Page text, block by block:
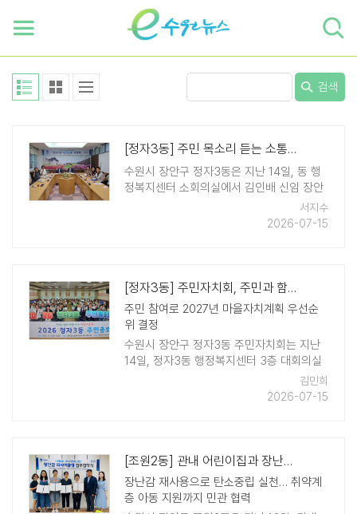
검색
[정자3동] 주민 목소리 듣는 소통 간담회 열어
수원시 장안구 정자3동은 지난 14일, 동 행
정복지센터 소회의실에서 김인배 신임 장안
구청장과 정자3동 단체장들이 함께하는 주
민 소통 간담회를 개최했다. 이날 간담회에
서지수
2026-07-15
[정자3동] 주민자치회, 주민과 함께 하는 2026년 주민총회 성료
주민 참여로 2027년 마을자치계획 우선순
위 결정
수원시 장안구 정자3동 주민자치회는 지난
14일, 정자3동 행정복지센터 3층 대회의실
에서 주민과 내빈 등 150여 명이 참석한 가
운데 '2026년 정자3동 주민총회'를 성황리
김민희
2026-07-15
[조원2동] 관내 어린이집과 장난감 자원순환 업무협약 체결
장난감 재사용으로 탄소중립 실천… 취약계
층 아동 지원까지 민관 협력